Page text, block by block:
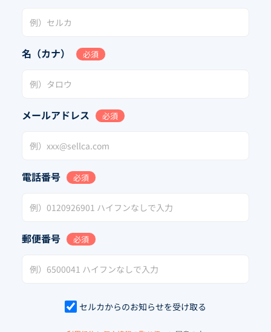
名（カナ） 必須
メールアドレス 必須
電話番号 必須
郵便番号 必須
セルカからのお知らせを受け取る